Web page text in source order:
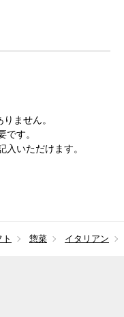
ません。
です。
入いただけます。
ト 惣菜 イタリアン